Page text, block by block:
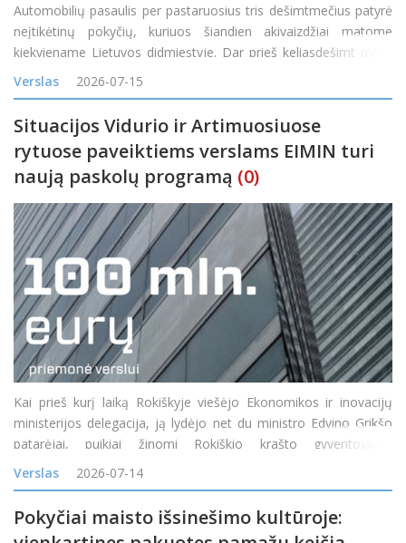
Automobilių pasaulis per pastaruosius tris dešimtmečius patyrė
neįtikėtinų pokyčių, kuriuos šiandien akivaizdžiai matome
kiekviename Lietuvos didmiestyje. Dar prieš keliasdešimt metų
visureigis buvo suprantamas kaip specifinė transporto priemonė,
skirta miškų takam
Verslas 2026-07-15
Situacijos Vidurio ir Artimuosiuose
rytuose paveiktiems verslams EIMIN turi
naują paskolų programą (0)
Kai prieš kurį laiką Rokiškyje viešėjo Ekonomikos ir inovacijų
ministerijos delegacija, ją lydėjo net du ministro Edvino Grikšo
patarėjai, puikiai žinomi Rokiškio krašto gyventojams:
Mindaugas Petkevičius ir Jonas Jarutis. Susitikime su verslo
bendruomene vi
Verslas 2026-07-14
Pokyčiai maisto išsinešimo kultūroje: